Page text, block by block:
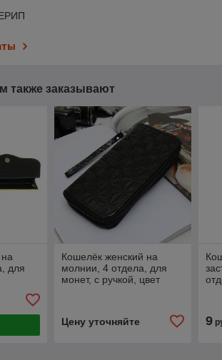
также заказывают
для
Кошелёк женский на
молнии, 4 отдела, для
монет, с ручкой, цвет
Цену уточняйте 9